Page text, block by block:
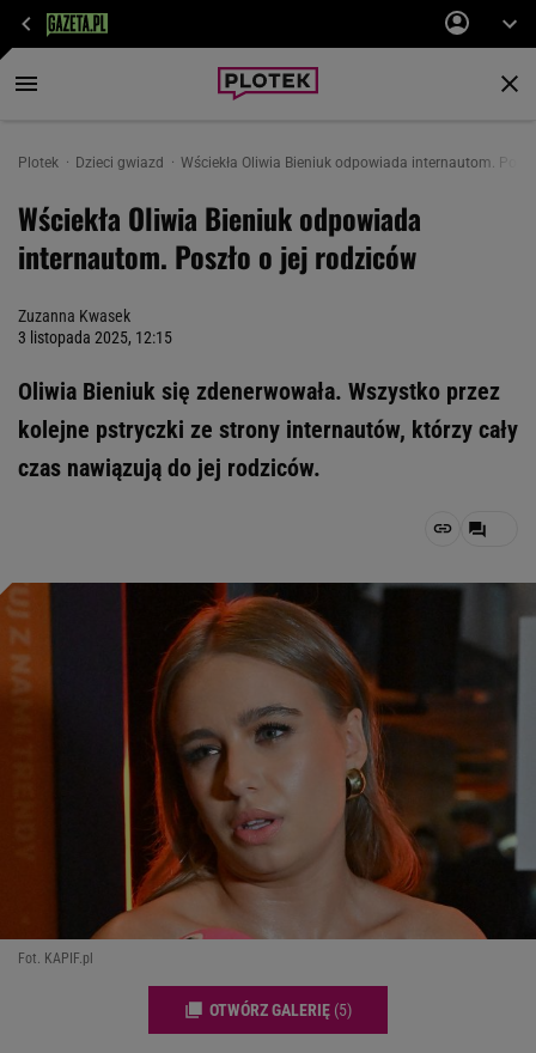
Plotek Dzieci gwiazd Wściekła Oliwia Bieniuk odpowiada internautom.
Wściekła Oliwia Bieniuk odpowiada
internautom. Poszło o jej rodziców
Zuzanna Kwasek
3 listopada 2025, 12:15
Oliwia Bieniuk się zdenerwowała. Wszystko przez
kolejne pstryczki ze strony internautów, którzy cały
czas nawiązują do jej rodziców.
Fot. KAPIF.pl
OTWÓRZ GALERIĘ (5)